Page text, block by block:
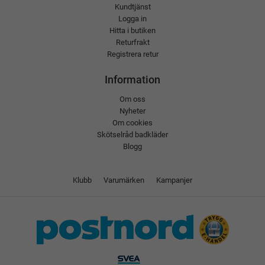
Kundtjänst
Logga in
Hitta i butiken
Returfrakt
Registrera retur
Information
Om oss
Nyheter
Om cookies
Skötselråd badkläder
Blogg
Klubb Varumärken Kampanjer